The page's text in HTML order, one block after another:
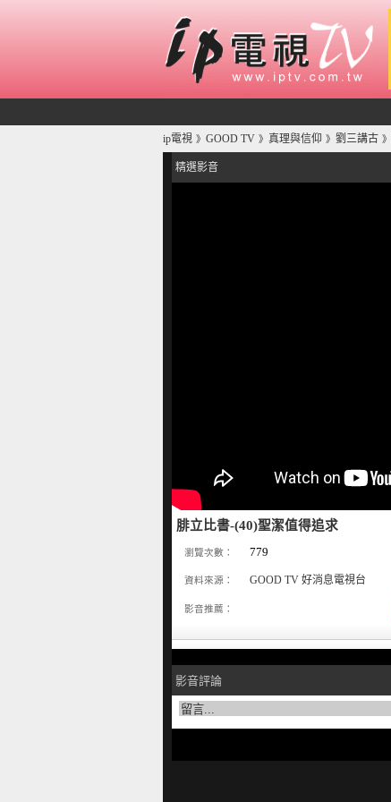
ip電視 》 GOOD TV 》 真理與信仰 》 劉三講古 》
精選影音
腓立比書-(40)聖潔值得追求
瀏覽次數： 779
資料來源： GOOD TV 好消息電視台
影音推薦：
影音評論